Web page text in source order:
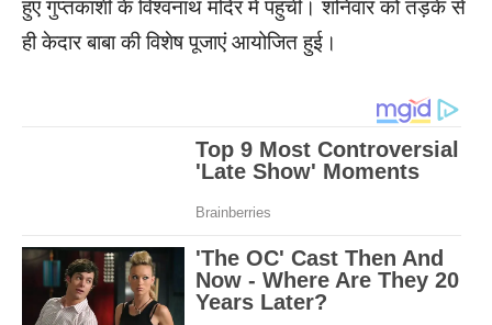
हुए गुप्तकाशी के विश्वनाथ मंदिर में पहुंची। शनिवार को तड़के से
ही केदार बाबा की विशेष पूजाएं आयोजित हुई।